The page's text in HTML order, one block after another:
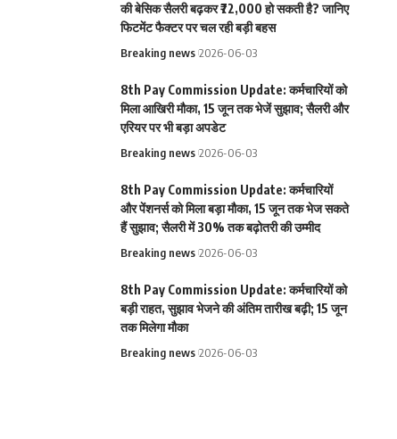
की बेसिक सैलरी बढ़कर ₹72,000 हो सकती है? जानिए
फिटमेंट फैक्टर पर चल रही बड़ी बहस
Breaking news 2026-06-03
8th Pay Commission Update: कर्मचारियों को
मिला आखिरी मौका, 15 जून तक भेजें सुझाव; सैलरी और
एरियर पर भी बड़ा अपडेट
Breaking news 2026-06-03
8th Pay Commission Update: कर्मचारियों
और पेंशनर्स को मिला बड़ा मौका, 15 जून तक भेज सकते
हैं सुझाव; सैलरी में 30% तक बढ़ोतरी की उम्मीद
Breaking news 2026-06-03
8th Pay Commission Update: कर्मचारियों को
बड़ी राहत, सुझाव भेजने की अंतिम तारीख बढ़ी; 15 जून
तक मिलेगा मौका
Breaking news 2026-06-03